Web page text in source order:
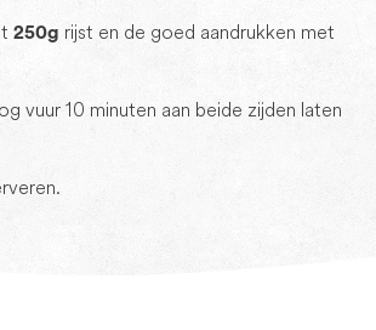
250g rijst en de goed aandrukken met
vuur 10 minuten aan beide zijden laten